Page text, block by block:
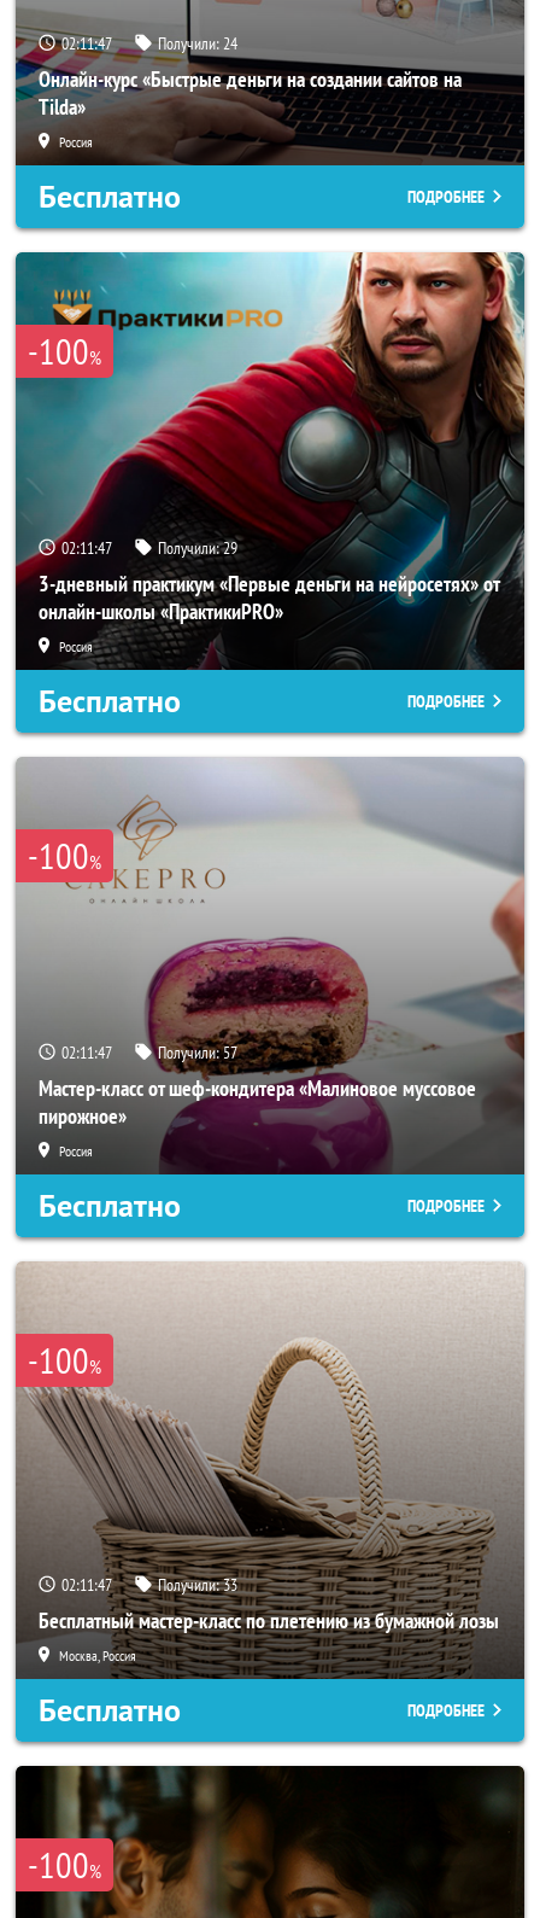
02:11:46 Получили:24
Онлайн-курс «Быстрые деньги на создании сайтов на
Tilda»
Россия
Бесплатно ПОДРОБНЕЕ
-100%
02:11:46 Получили:29
3-дневный практикум «Первые деньги на нейросетях» от
онлайн-школы «ПрактикиPRO»
Россия
Бесплатно ПОДРОБНЕЕ
-100%
02:11:46 Получили:57
Мастер-класс от шеф-кондитера «Малиновое муссовое
пирожное»
Россия
Бесплатно ПОДРОБНЕЕ
-100%
02:11:46 Получили:33
Бесплатный мастер-класс по плетению из бумажной лозы
Москва, Россия
Бесплатно ПОДРОБНЕЕ
-100%